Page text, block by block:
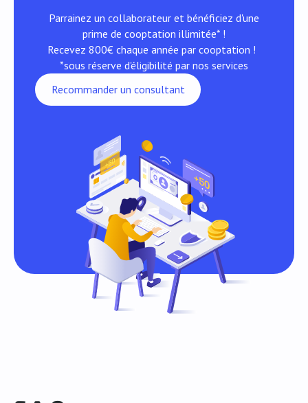
Parrainez un collaborateur et bénéficiez d'une
prime de cooptation illimitée* !
Recevez 800€ chaque année par cooptation !
*sous réserve d'éligibilité par nos services
Recommander un consultant